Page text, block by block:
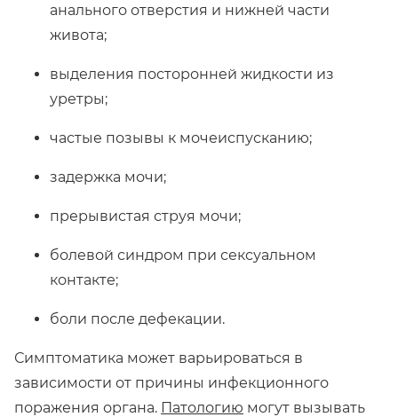
анального отверстия и нижней части
живота;
выделения посторонней жидкости из
уретры;
частые позывы к мочеиспусканию;
задержка мочи;
прерывистая струя мочи;
болевой синдром при сексуальном
контакте;
боли после дефекации.
Симптоматика может варьироваться в
зависимости от причины инфекционного
поражения органа. Патологию могут вызывать